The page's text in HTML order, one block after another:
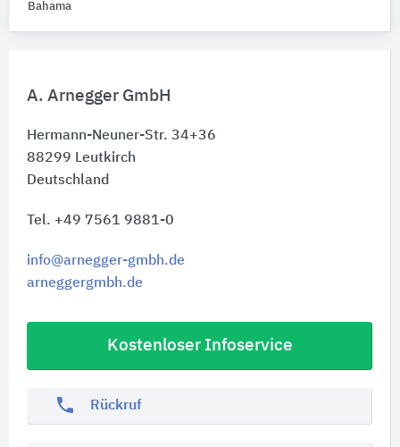
A. Arnegger GmbH
Hermann-Neuner-Str. 34+36
88299 Leutkirch
Deutschland
Tel. +49 7561 9881-0
info@arnegger-gmbh.de
arneggergmbh.de
Kostenloser Infoservice
phone Rückruf
Bahama